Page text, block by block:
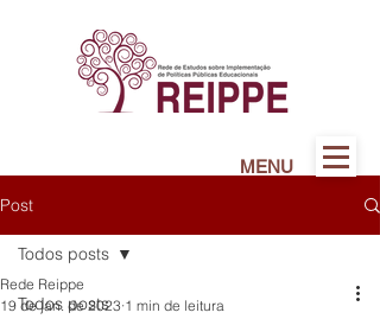
MENU
Post
Todos posts
Todos posts
Rede Reippe
19 de jan. de 2023 1 min de leitura